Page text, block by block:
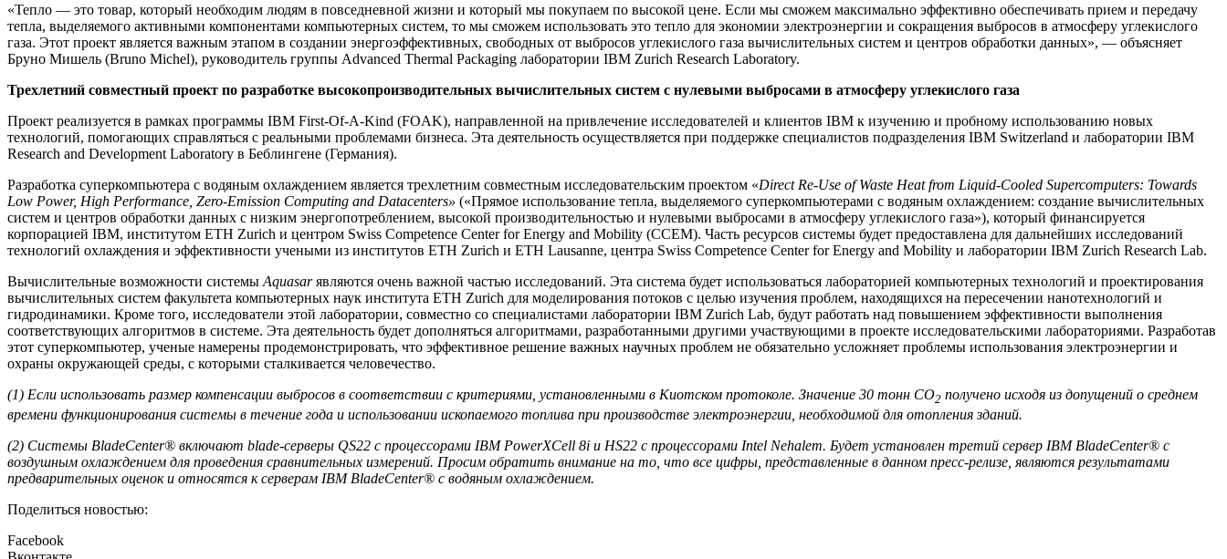
«Тепло — это товар, который необходим людям в повседневной жизни и который мы покупаем по высокой цене. Если мы сможем максимально эффективно обеспечивать прием и передачу
тепла, выделяемого активными компонентами компьютерных систем, то мы сможем использовать это тепло для экономии электроэнергии и сокращения выбросов в атмосферу углекислого
газа. Этот проект является важным этапом в создании энергоэффективных, свободных от выбросов углекислого газа вычислительных систем и центров обработки данных», — объясняет
Бруно Мишель (Bruno Michel), руководитель группы Advanced Thermal Packaging лаборатории IBM Zurich Research Laboratory.
Трехлетний совместный проект по разработке высокопроизводительных вычислительных систем с нулевыми выбросами в атмосферу углекислого газа
Проект реализуется в рамках программы IBM First-Of-A-Kind (FOAK), направленной на привлечение исследователей и клиентов IBM к изучению и пробному использованию новых
технологий, помогающих справляться с реальными проблемами бизнеса. Эта деятельность осуществляется при поддержке специалистов подразделения IBM Switzerland и лаборатории IBM
Research and Development Laboratory в Беблингене (Германия).
Разработка суперкомпьютера с водяным охлаждением является трехлетним совместным исследовательским проектом «Direct Re-Use of Waste Heat from Liquid-Cooled Supercomputers: Towards
Low Power, High Performance, Zero-Emission Computing and Datacenters» («Прямое использование тепла, выделяемого суперкомпьютерами с водяным охлаждением: создание вычислительных
систем и центров обработки данных с низким энергопотреблением, высокой производительностью и нулевыми выбросами в атмосферу углекислого газа»), который финансируется
корпорацией IBM, институтом ETH Zurich и центром Swiss Competence Center for Energy and Mobility (CCEM). Часть ресурсов системы будет предоставлена для дальнейших исследований
технологий охлаждения и эффективности учеными из институтов ETH Zurich и ETH Lausanne, центра Swiss Competence Center for Energy and Mobility и лаборатории IBM Zurich Research Lab.
Вычислительные возможности системы Aquasarявляются очень важной частью исследований. Эта система будет использоваться лабораторией компьютерных технологий и проектирования
вычислительных систем факультета компьютерных наук института ETH Zurich для моделирования потоков с целью изучения проблем, находящихся на пересечении нанотехнологий и
гидродинамики. Кроме того, исследователи этой лаборатории, совместно со специалистами лаборатории IBM Zurich Lab, будут работать над повышением эффективности выполнения
соответствующих алгоритмов в системе. Эта деятельность будет дополняться алгоритмами, разработанными другими участвующими в проекте исследовательскими лабораториями. Разработав
этот суперкомпьютер, ученые намерены продемонстрировать, что эффективное решение важных научных проблем не обязательно усложняет проблемы использования электроэнергии и
охраны окружающей среды, с которыми сталкивается человечество.
(1) Если использовать размер компенсации выбросов в соответствии с критериями, установленными в Киотском протоколе. Значение 30 тонн CO2 получено исходя из допущений о среднем
времени функционирования системы в течение года и использовании ископаемого топлива при производстве электроэнергии, необходимой для отопления зданий.
(2) Системы BladeCenter® включают blade-серверы QS22 с процессорами IBM PowerXCell 8i и HS22 с процессорами Intel Nehalem. Будет установлен третий сервер IBM BladeCenter® с
воздушным охлаждением для проведения сравнительных измерений. Просим обратить внимание на то, что все цифры, представленные в данном пресс-релизе, являются результатами
предварительных оценок и относятся к серверам IBM BladeCenter® с водяным охлаждением.
Поделиться новостью:
Facebook